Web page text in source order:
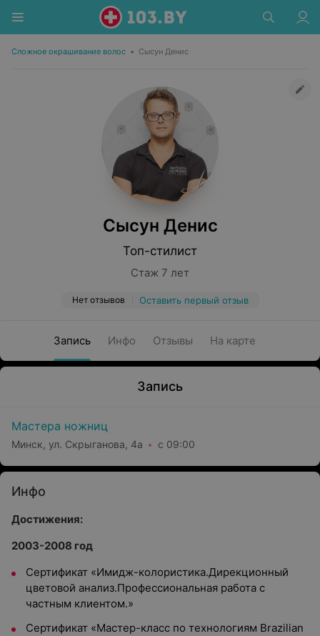
Сложное окрашивание волос • Сысун Денис
Сысун Денис
Топ-стилист
Стаж 7 лет
Нет отзывов Оставить первый отзыв
Запись Инфо Отзывы На карте
Запись
Мастера ножниц
Минск, ул. Скрыганова, 4а с 09:00
Инфо
Достижения:
2003-2008 год
Сертификат «Имидж-колористика.Дирекционный
цветовой анализ.Профессиональная работа с
частным клиентом.»
Сертификат «Мастер-класс по технологиям Brazilian